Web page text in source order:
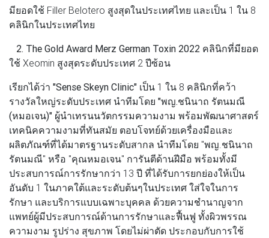
มียอดใช้ Filler Belotero สูงสุดในประเทศไทย และเป็น 1 ใน 8
คลินิกในประเทศไทย
2. The Gold Award Merz German Toxin 2022 คลินิกที่มียอด
ใช้ Xeomin สูงสุดระดับประเทศ 2 ปีซ้อน
เรียกได้ว่า "Sense Skeyn Clinic" เป็น 1 ใน 8 คลินิกที่คว้า
รางวัลใหญ่ระดับประเทศ นำทีมโดย "พญ.ชนินาถ รัตนมณี
(หมอเจน)" ผู้นำเทรนนวัตกรรมความงาม พร้อมพัฒนาศาสตร์
เทคนิคความงามที่ทันสมัย ตอบโจทย์ด้วยเครื่องมือและ
ผลิตภัณฑ์ที่ได้มาตรฐานระดับสากล นำทีมโดย "พญ.ชนินาถ
รัตนมณี" หรือ "คุณหมอเจน" การันตีด้านฝีมือ พร้อมทั้งมี
ประสบการณ์การรักษากว่า 13 ปี ที่ได้รับการยกย่องให้เป็น
อันดับ 1 ในภาคใต้และระดับต้นๆในประเทศ ใส่ใจในการ
รักษา และบริการแบบเฉพาะบุคคล ด้วยความชำนาญจาก
แพทย์ผู้มีประสบการณ์ด้านการรักษาและฟื้นฟู ทั้งผิวพรรณ
ความงาม รูปร่าง สุขภาพ โดยไม่ผ่าตัด ประกอบกับการใช้